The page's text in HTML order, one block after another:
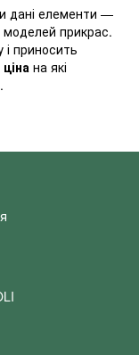
дані елементи —
моделей прикрас.
приносить
на які